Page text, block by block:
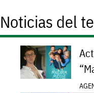
Noticias del